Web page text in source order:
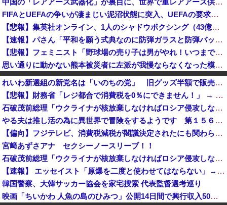
FIFAとUEFAの争いが凄まじい泥沼状態に突入、UEFAの要求を呑んだFIFAだったがUEFA側は強硬姿勢を崩さず……
【悲報】集英社オンライン、1人のシャドウボクシング（43億注文）によって長期間業務を妨害され続けていた模様・・・
【速報】パさん「平和を願う式典なのに防弾ガラスと防弾バッグSP」安倍元首相の悲劇や石破前首相も同環境だったことは忘れる
【悲報】フェミニスト「野球場の売り子は男がやれ！いつまで女性を奴隷扱いする気だ」
思い通りに動かない熊本被災者に左派が我慢ならなくなった模様、避難所で苦しむ被災者に対して……
Anduril社が自律型ティルトローター攻撃ドローンのコンセプトで衝撃を与える！
【朗報】移民さんの価値、発表される
れいわ新選組の新党名は「いのちの党」 旧グッズ半額で販売 どうなる秘書給与疑惑
【悲報】財務省「レジ都合で消費税を0％にできません！」 → X民「指定ゴミ袋を買ってレシート見たら消費税はゼロになるんだけど？」ｗｗｗｗｗｗｗｗｗｗｗｗｗｗ
石破茂前総理「ウクライナが核放棄しなければロシア侵攻しなかった」！
やる夫は推し活の為に異世界で冒険をするようです 第１５６話 その２
【偏向】フジテレビ、消費税減税が閣議決定されたにも関わらず、消費税減税に反対する大学生を用意して印象操作
宮﨑あずさアナ セクシーノースリーブ！！
石破茂前総理「ウクライナが核放棄しなければロシア侵攻しなかった」！
【速報】 エッセイスト「原爆を二度と使わせてはならない」→リプ「もちろん中国の核も非難する？」→即ブロック
韓国警察、大韓サッカー協会を家宅捜索 代表監督選考巡り
映画「ちいかわ 人魚の島のひみつ」公開14日間で興行収入50億円突破 最終興収102.8億円の「シン・エヴァ」に並ぶペース